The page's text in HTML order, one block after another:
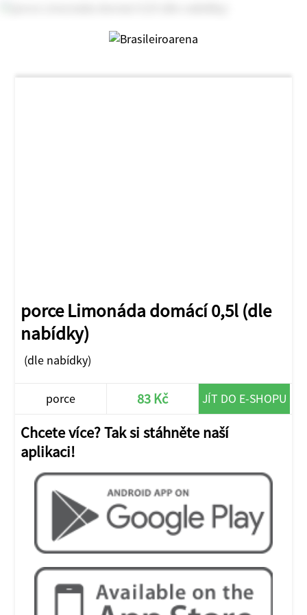
porce Limonáda domácí 0,5l (dle
nabídky)
(dle nabídky)
porce 83 Kč JÍT DO E-SHOPU
Chcete více? Tak si stáhněte naší
aplikaci!